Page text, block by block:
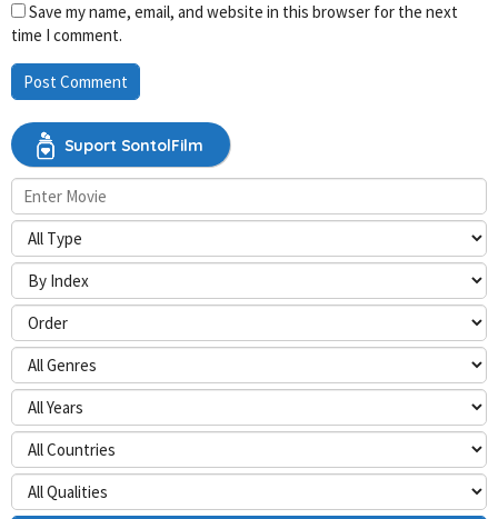
Save my name, email, and website in this browser for the next
time I comment.
Suport SontolFilm